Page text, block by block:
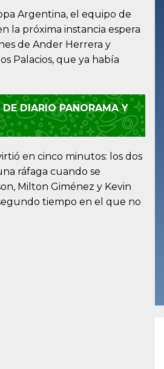
Argentina, el equipo de
la próxima instancia espera
de Ander Herrera y
Palacios, que ya había
DIARIO PANORAMA Y
en cinco minutos: los dos
ráfaga cuando se
Milton Giménez y Kevin
tiempo en el que no